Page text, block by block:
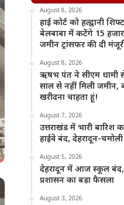
August 8, 2026
हाई कोर्ट को हल्द्वानी
बेलबाबा में कटेंगे 15
जमीन ट्रांसफर की दी
August 8, 2026
ऋषभ पंत ने सीएम धामी
साल से नहीं मिली जमीन,
खरीदना चाहता हूं!
August 7, 2026
उत्तराखंड में भारी बारिश
हाईवे बंद, देहरादून-
August 5, 2026
देहरादून में आज स्कूल बंद,
प्रशासन का बड़ा फैसला
August 3, 2026